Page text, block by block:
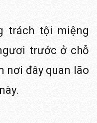
trách tội miệng
trước ở chỗ
nơi đây quan lão